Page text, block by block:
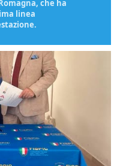
che ha
linea